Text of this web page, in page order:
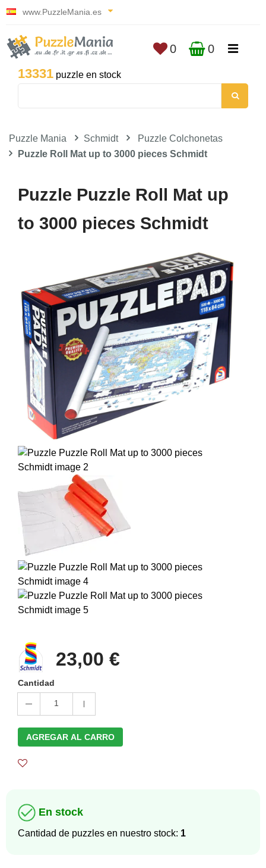
www.PuzzleMania.es
13331 puzzle en stock
0 0
Puzzle Mania Schmidt
Puzzle Colchonetas
Puzzle Roll Mat up to 3000 pieces Schmidt
Puzzle Puzzle Roll Mat up
to 3000 pieces Schmidt
23,00 €
Cantidad
1
AGREGAR AL CARRO
En stock
Cantidad de puzzles en nuestro stock: 1